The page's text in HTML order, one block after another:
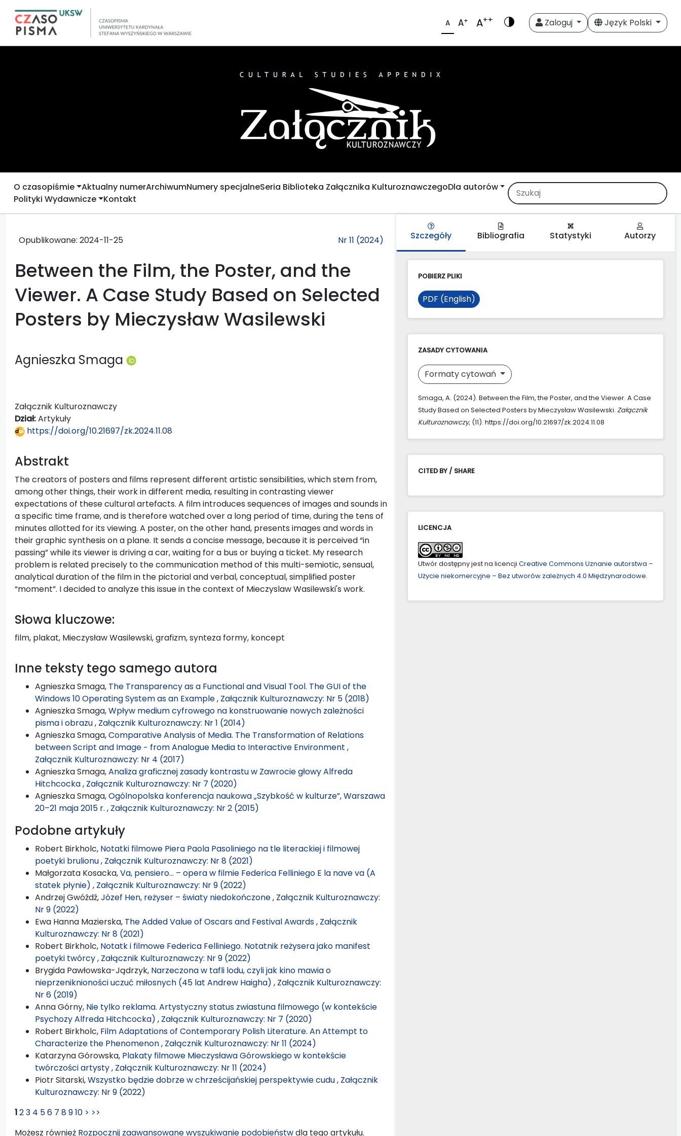
A A+ A++ Zaloguj Język Polski
O czasopiśmie Aktualny numerArchiwumNumery specjalneSeria Biblioteka Załącznika KulturoznawczegoDla autorów
Polityki Wydawnicze Kontakt
Opublikowane: 2024-11-25 Nr 11 (2024)
Between the Film, the Poster, and the
Viewer. A Case Study Based on Selected
Posters by Mieczysław Wasilewski
Agnieszka Smaga
Załącznik Kulturoznawczy
Dział:Artykuły
https://doi.org/10.21697/zk.2024.11.08
Abstrakt
The creators of posters and films represent different artistic sensibilities, which stem from,
among other things, their work in different media, resulting in contrasting viewer
expectations of these cultural artefacts. A film introduces sequences of images and sounds in
a specific time frame, and is therefore watched over a long period of time, during the tens of
minutes allotted for its viewing. A poster, on the other hand, presents images and words in
their graphic synthesis on a plane. It sends a concise message, because it is perceived “in
passing” while its viewer is driving a car, waiting for a bus or buying a ticket. My research
problem is related precisely to the communication method of this multi-semiotic, sensual,
analytical duration of the film in the pictorial and verbal, conceptual, simplified poster
“moment”. I decided to analyze this issue in the context of Mieczyslaw Wasilewski's work.
Słowa kluczowe:
film, plakat, Mieczysław Wasilewski, grafizm, synteza formy, koncept
Inne teksty tego samego autora
Agnieszka Smaga, The Transparency as a Functional and Visual Tool. The GUI of the
Windows 10 Operating System as an Example, Załącznik Kulturoznawczy: Nr 5 (2018)
Agnieszka Smaga,Wpływ medium cyfrowego na konstruowanie nowych zależności
pisma i obrazu, Załącznik Kulturoznawczy: Nr 1 (2014)
Agnieszka Smaga,Comparative Analysis of Media. The Transformation of Relations
between Script and Image − from Analogue Media to Interactive Environment ,
Załącznik Kulturoznawczy: Nr 4 (2017)
Agnieszka Smaga,Analiza graficznej zasady kontrastu w Zawrocie głowy Alfreda
Hitchcocka, Załącznik Kulturoznawczy: Nr 7 (2020)
Agnieszka Smaga,Ogólnopolska konferencja naukowa „Szybkość w kulturze”, Warszawa
20–21 maja 2015 r. , Załącznik Kulturoznawczy: Nr 2 (2015)
Podobne artykuły
Robert Birkholc, Notatki filmowe Piera Paola Pasoliniego na tle literackiej i filmowej
poetyki brulionu, Załącznik Kulturoznawczy: Nr 8 (2021)
Małgorzata Kosacka,Va, pensiero… – opera w filmie Federica Felliniego E la nave va (A
statek płynie) , Załącznik Kulturoznawczy: Nr 9 (2022)
Andrzej Gwóźdź,Józef Hen, reżyser – światy niedokończone, Załącznik Kulturoznawczy:
Nr 9 (2022)
Ewa Hanna Mazierska, The Added Value of Oscars and Festival Awards, Załącznik
Kulturoznawczy: Nr 8 (2021)
Robert Birkholc, Notatk i filmowe Federica Felliniego. Notatnik reżysera jako manifest
poetyki twórcy, Załącznik Kulturoznawczy: Nr 9 (2022)
Brygida Pawłowska-Jądrzyk, Narzeczona w tafli lodu, czyli jak kino mawia o
nieprzeniknioności uczuć miłosnych (45 lat Andrew Haigha) , Załącznik Kulturoznawczy:
Nr 6 (2019)
Anna Górny, Nie tylko reklama. Artystyczny status zwiastuna filmowego (w kontekście
Psychozy Alfreda Hitchcocka) , Załącznik Kulturoznawczy: Nr 7 (2020)
Robert Birkholc, Film Adaptations of Contemporary Polish Literature. An Attempt to
Characterize the Phenomenon, Załącznik Kulturoznawczy: Nr 11 (2024)
Katarzyna Górowska, Plakaty filmowe Mieczysława Górowskiego w kontekście
twórczości artysty, Załącznik Kulturoznawczy: Nr 11 (2024)
Piotr Sitarski,Wszystko będzie dobrze w chrześcijańskiej perspektywie cudu, Załącznik
Kulturoznawczy: Nr 9 (2022)
123 4 56 7 8910 > >>
Możesz również Rozpocznij zaawansowane wyszukiwanie podobieństwdla tego artykułu.
Szczegóły Bibliografia Statystyki Autorzy
POBIERZ PLIKI
PDF (English)
ZASADY CYTOWANIA
Formaty cytowań
Smaga, A. (2024). Between the Film, the Poster, and the Viewer. A Case
Study Based on Selected Posters by Mieczysław Wasilewski. Załącznik
Kulturoznawczy, (11). https://doi.org/10.21697/zk.2024.11.08
CITED BY / SHARE
LICENCJA
Utwór dostępny jest na licencji Creative Commons Uznanie autorstwa –
Użycie niekomercyjne – Bez utworów zależnych 4.0 Międzynarodowe.